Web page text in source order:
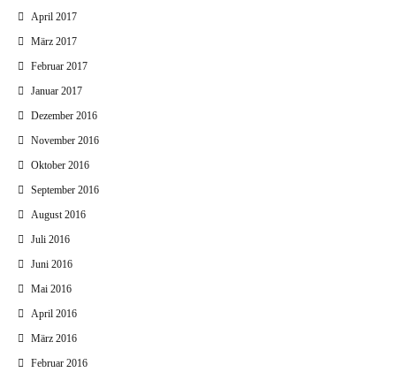
April 2017
März 2017
Februar 2017
Januar 2017
Dezember 2016
November 2016
Oktober 2016
September 2016
August 2016
Juli 2016
Juni 2016
Mai 2016
April 2016
März 2016
Februar 2016